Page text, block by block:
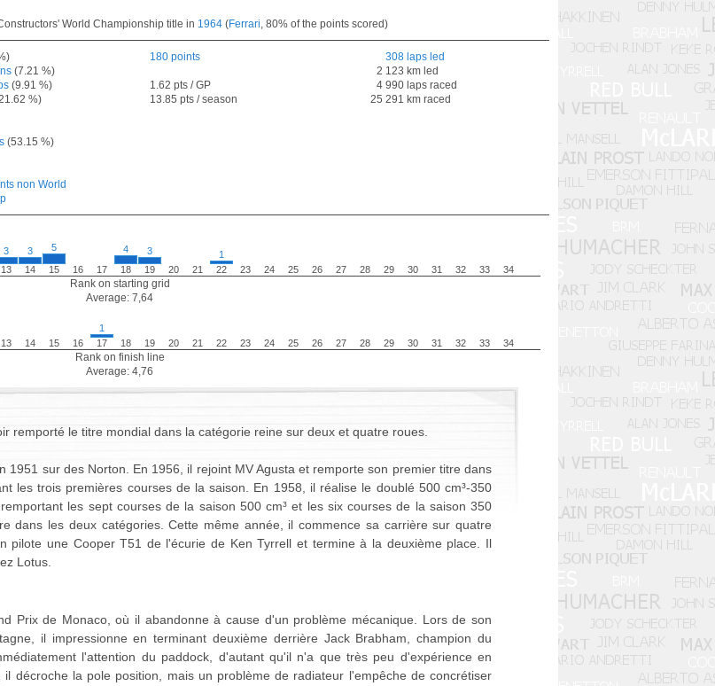
World Championship title in 1964 (Ferrari, 80% of the points scored)
(7.21 %)
(9.91 %)
%)
(53.15 %)
non World
180 points
1.62 pts / GP
13.85 pts / season
308 laps led
2 123 km led
4 990 laps raced
25 291 km raced
3
13
3
14
5
15 16 17
4
18
3
19
20 21
1
22
23 24 25 26 27 28 29 30 31 32 33 34
Rank on starting grid
Average: 7,64
13 14 15 16
1
17
18 19 20 21 22 23 24 25 26 27 28 29 30 31 32 33 34
Rank on finish line
Average: 4,76
remporté le titre mondial dans la catégorie reine sur deux et quatre roues.
1951 sur des Norton. En 1956, il rejoint MV Agusta et remporte son premier titre dans
les trois premières courses de la saison. En 1958, il réalise le doublé 500 cm³-350
les sept courses de la saison 500 cm³ et les six courses de la saison 350
dans les deux catégories. Cette même année, il commence sa carrière sur quatre
pilote une Cooper T51 de l'écurie de Ken Tyrrell et termine à la deuxième place. Il
Lotus.
Prix de Monaco, où il abandonne à cause d'un problème mécanique. Lors de son
il impressionne en terminant deuxième derrière Jack Brabham, champion du
l'attention du paddock, d'autant qu'il n'a que très peu d'expérience en
décroche la pole position, mais un problème de radiateur l'empêche de concrétiser